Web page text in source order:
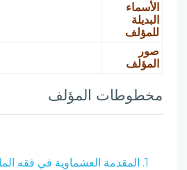
الأسماء
البديلة
للمؤلف
صور
المؤلف
مخطوطات المؤلف
1. المقدمة العشماوية في فقه المالكية